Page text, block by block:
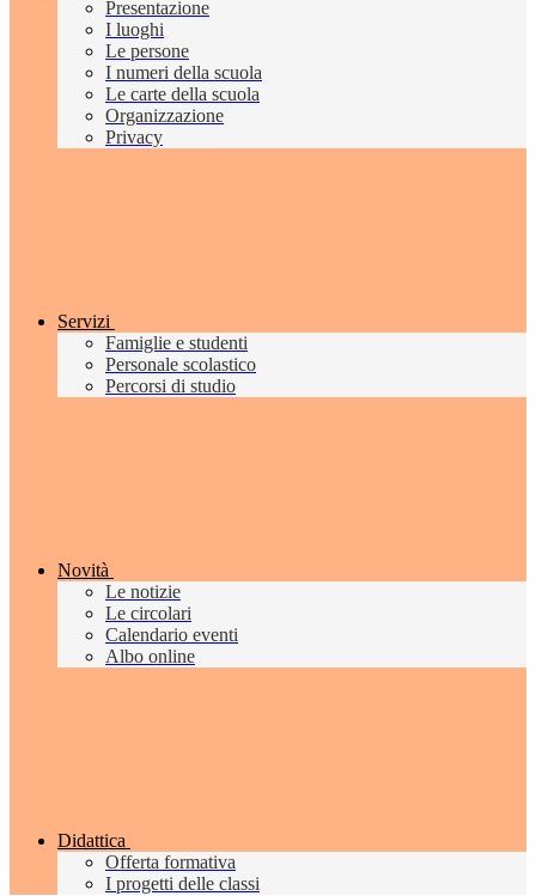
Presentazione
I luoghi
Le persone
I numeri della scuola
Le carte della scuola
Organizzazione
Privacy
Servizi
Famiglie e studenti
Personale scolastico
Percorsi di studio
Novità
Le notizie
Le circolari
Calendario eventi
Albo online
Didattica
Offerta formativa
I progetti delle classi